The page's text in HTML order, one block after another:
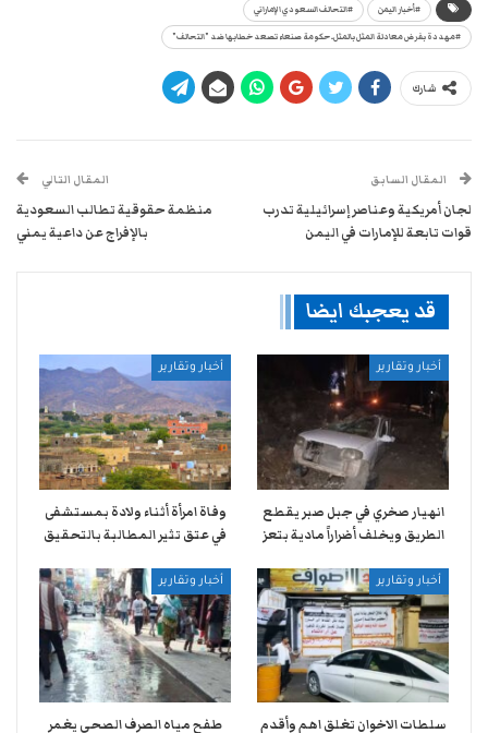
#أخبار اليمن #التحالف السعودي الإماراتي
#مهددة بفرض معادلة المثل بالمثل.. حكومة صنعاء تصعد خطابها ضد "التحالف"
شارك
المقال السابق
لجان أمريكية وعناصر إسرائيلية تدرب
قوات تابعة للإمارات في اليمن
المقال التالي
منظمة حقوقية تطالب السعودية
بالإفراج عن داعية يمني
قد يعجبك ايضا
أخبار وتقارير
انهيار صخري في جبل صبر يقطع
الطريق ويخلف أضراراً مادية بتعز
أخبار وتقارير
وفاة امرأة أثناء ولادة بمستشفى
في عتق تثير المطالبة بالتحقيق
أخبار وتقارير
سلطات الاخوان تغلق اهم وأقدم
أخبار وتقارير
طفح مياه الصرف الصحي يغمر